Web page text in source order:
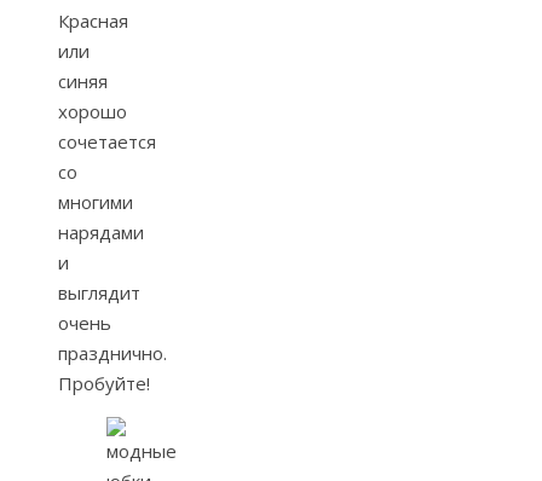
Красная
или
синяя
хорошо
сочетается
со
многими
нарядами
и
выглядит
очень
празднично.
Пробуйте!